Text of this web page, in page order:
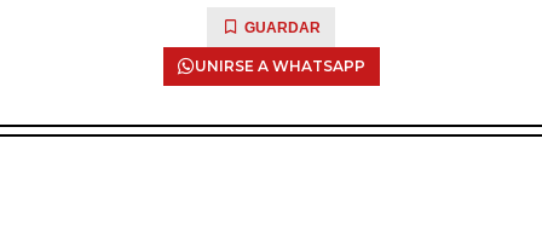
GUARDAR
UNIRSE A WHATSAPP